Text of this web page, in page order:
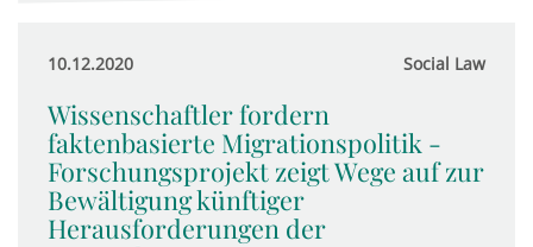
10.12.2020 Social Law
Wissenschaftler fordern
faktenbasierte Migrationspolitik -
Forschungsprojekt zeigt Wege auf zur
Bewältigung künftiger
Herausforderungen der